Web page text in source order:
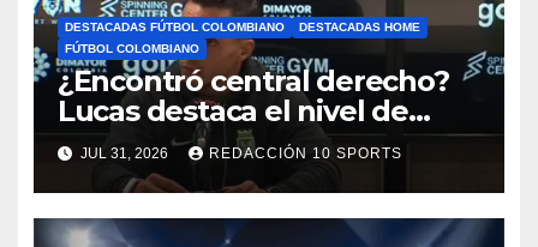
DESTACADAS FÚTBOL COLOMBIANO
DESTACADAS HOME
FÚTBOL COLOMBIANO
¿Encontró central derecho?
Lucas destaca el nivel de
Néider Parra
JUL 31, 2026 REDACCIÓN 10 SPORTS